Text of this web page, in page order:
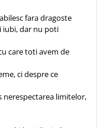
fara dragoste
iubi, dar nu poti
care toti avem de
ci despre ce
nerespectarea limitelor,